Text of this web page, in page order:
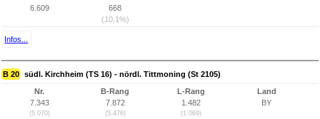
6.609
668
(10,1%)
Infos...
B 20 südl. Kirchheim (TS 16) - nördl. Tittmoning (St 2105)
Nr.
7.343
(5.070)
B-Rang
7.872
(5.476)
L-Rang
1.482
(1.069)
Land
BY